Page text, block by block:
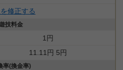
修正する
技料金
1円
11.11円 5円
率(換金率)